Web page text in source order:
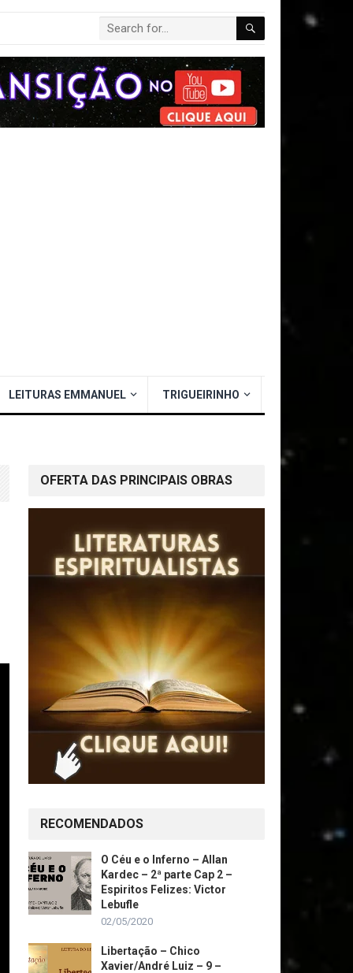
LEITURAS EMMANUEL TRIGUEIRINHO
OFERTA DAS PRINCIPAIS OBRAS
RECOMENDADOS
O Céu e o Inferno – Allan
Kardec – 2ª parte Cap 2 –
Espiritos Felizes: Victor
Lebufle
02/05/2020
Libertação – Chico
Xavier/André Luiz – 9 –